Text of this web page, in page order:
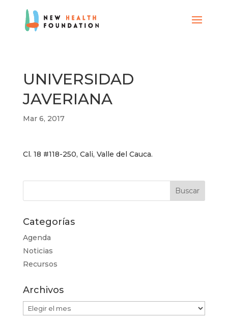
UNIVERSIDAD
JAVERIANA
Mar 6, 2017
Cl. 18 #118-250, Cali, Valle del Cauca.
Categorías
Agenda
Noticias
Recursos
Archivos
Archivos